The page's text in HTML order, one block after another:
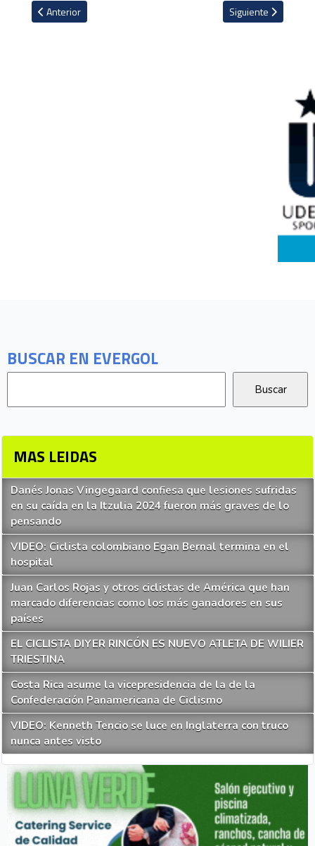
BUSCAR EN EVERGOL
MAS LEIDAS
Danés Jonas Vingegaard confiesa que lesiones sufridas
en su caída en la Itzulia 2024 fueron más graves de lo
pensando
VIDEO: Ciclista colombiano Egan Bernal termina en el
hospital
Juan Carlos Rojas y otros ciclistas de América que han
marcado diferencias como los más ganadores en sus
países
EL CICLISTA DIYER RINCÓN ES NUEVO ATLETA DE WILIER
TRIESTINA
Costa Rica asume la vicepresidencia de la de la
Confederación Panamericana de Ciclismo
VIDEO: Kenneth Tencio se luce en Inglaterra con truco
nunca antes visto
Artículo anterior: Andrey Amador ocupó el puesto 63 en el Gran
Anterior Artículo siguiente:
Siguiente